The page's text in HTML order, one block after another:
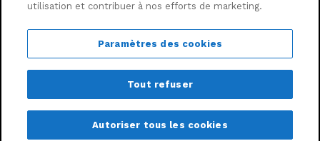
Suivez nous sur les réseaux
©Centrale Brico - 2026
utilisation et contribuer à nos efforts de marketing.
Paramètres des cookies
Tout refuser
Autoriser tous les cookies